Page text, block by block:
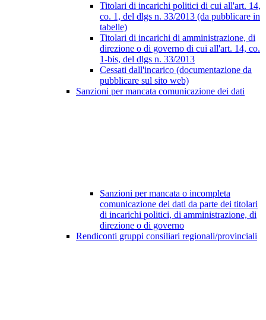
Titolari di incarichi politici di cui all'art. 14,
co. 1, del dlgs n. 33/2013 (da pubblicare in
tabelle)
Titolari di incarichi di amministrazione, di
direzione o di governo di cui all'art. 14, co.
1-bis, del dlgs n. 33/2013
Cessati dall'incarico (documentazione da
pubblicare sul sito web)
Sanzioni per mancata comunicazione dei dati
Sanzioni per mancata o incompleta
comunicazione dei dati da parte dei titolari
di incarichi politici, di amministrazione, di
direzione o di governo
Rendiconti gruppi consiliari regionali/provinciali